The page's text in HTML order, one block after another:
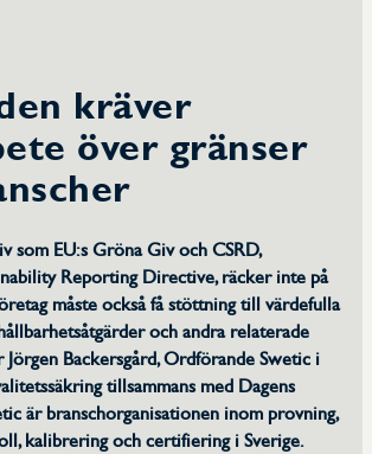
kräver
över gränser
som EU:s Gröna Giv och CSRD,
Reporting Directive, räcker inte på
måste också få stöttning till värdefulla
och andra relaterade
Backersgård, Ordförande Swetic i
tillsammans med Dagens
är branschorganisationen inom provning,
kalibrering och certifiering i Sverige.